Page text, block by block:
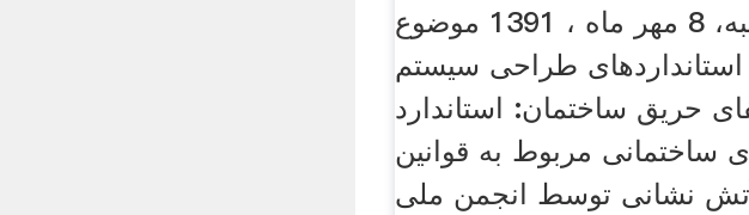
شنبه، 8 مهر ماه ، 1391 موضوع
طراحی سیستم
حریق ساختمان: استاندارد
ساختمانی مربوط به قوانین
نشانی توسط انجمن ملی